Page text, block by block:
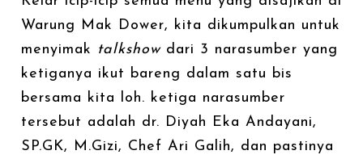
Warung Mak Dower, kita dikumpulkan untuk
menyimak talkshowdari 3 narasumber yang
ketiganya ikut bareng dalam satu bis
bersama kita loh. ketiga narasumber
tersebut adalah dr. Diyah Eka Andayani,
SP.GK, M.Gizi, Chef Ari Galih, dan pastinya